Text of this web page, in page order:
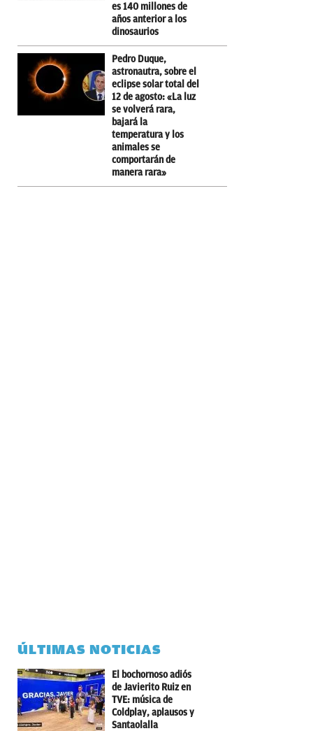
es 140 millones de
años anterior a los
dinosaurios
Pedro Duque,
astronautra, sobre el
eclipse solar total del
12 de agosto: «La luz
se volverá rara,
bajará la
temperatura y los
animales se
comportarán de
manera rara»
ÚLTIMAS NOTICIAS
El bochornoso adiós
de Javierito Ruiz en
TVE: música de
Coldplay, aplausos y
Santaolalla